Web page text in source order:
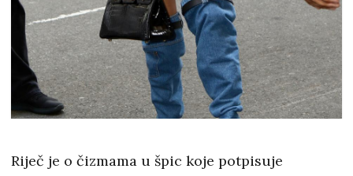
Riječ je o čizmama u špic koje potpisuje